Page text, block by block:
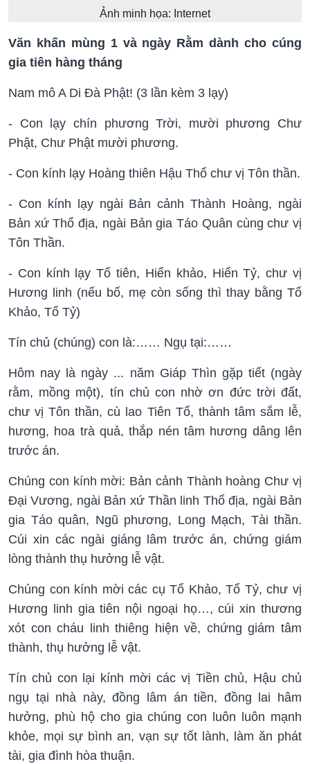
Ảnh minh họa: Internet
Văn khấn mùng 1 và ngày Rằm dành cho cúng
gia tiên hàng tháng
Nam mô A Di Đà Phật! (3 lần kèm 3 lạy)
- Con lạy chín phương Trời, mười phương Chư
Phật, Chư Phật mười phương.
- Con kính lạy Hoàng thiên Hậu Thổ chư vị Tôn thần.
- Con kính lạy ngài Bản cảnh Thành Hoàng, ngài
Bản xứ Thổ địa, ngài Bản gia Táo Quân cùng chư vị
Tôn Thần.
- Con kính lạy Tổ tiên, Hiển khảo, Hiển Tỷ, chư vị
Hương linh (nếu bố, mẹ còn sống thì thay bằng Tổ
Khảo, Tổ Tỷ)
Tín chủ (chúng) con là:…… Ngụ tại:……
Hôm nay là ngày ... năm Giáp Thìn gặp tiết (ngày
rằm, mồng một), tín chủ con nhờ ơn đức trời đất,
chư vị Tôn thần, cù lao Tiên Tổ, thành tâm sắm lễ,
hương, hoa trà quả, thắp nén tâm hương dâng lên
trước án.
Chúng con kính mời: Bản cảnh Thành hoàng Chư vị
Đại Vương, ngài Bản xứ Thần linh Thổ địa, ngài Bản
gia Táo quân, Ngũ phương, Long Mạch, Tài thần.
Cúi xin các ngài giáng lâm trước án, chứng giám
lòng thành thụ hưởng lễ vật.
Chúng con kính mời các cụ Tổ Khảo, Tổ Tỷ, chư vị
Hương linh gia tiên nội ngoại họ…, cúi xin thương
xót con cháu linh thiêng hiện về, chứng giám tâm
thành, thụ hưởng lễ vật.
Tín chủ con lại kính mời các vị Tiền chủ, Hậu chủ
ngụ tại nhà này, đồng lâm án tiền, đồng lai hâm
hưởng, phù hộ cho gia chúng con luôn luôn mạnh
khỏe, mọi sự bình an, vạn sự tốt lành, làm ăn phát
tài, gia đình hòa thuận.